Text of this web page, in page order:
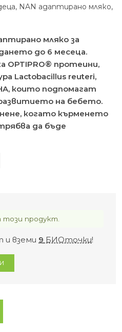
, NAN адаптирано мляко,
мляко за
до 6 месеца.
OPTIPRO® протеини,
Lactobacillus reuteri,
които подпомагат
на бебето.
когато кърменето
да бъде
този продукт.
и вземи 9 БИОточки!